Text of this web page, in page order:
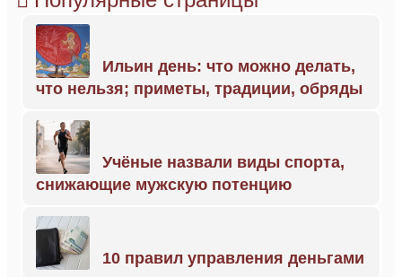
Ильин день: что можно делать,
что нельзя; приметы, традиции, обряды
Учёные назвали виды спорта,
снижающие мужскую потенцию
10 правил управления деньгами